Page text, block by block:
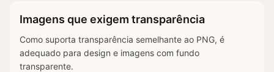
Imagens que exigem transparência
Como suporta transparência semelhante ao PNG, é
adequado para design e imagens com fundo
transparente.